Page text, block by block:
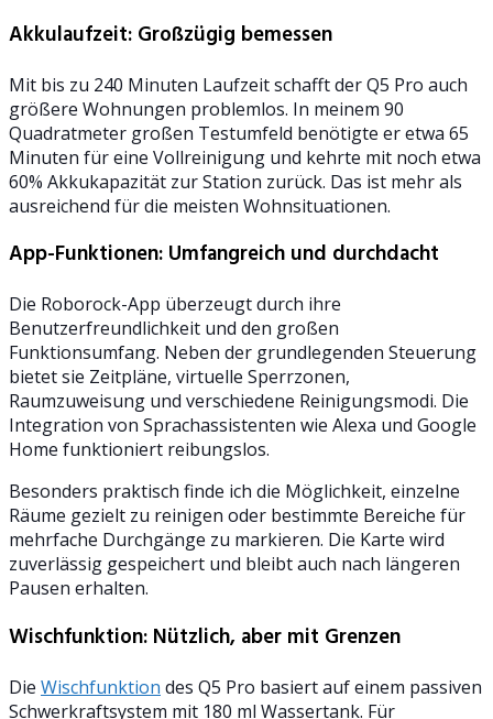
Akkulaufzeit: Großzügig bemessen
Mit bis zu 240 Minuten Laufzeit schafft der Q5 Pro auch
größere Wohnungen problemlos. In meinem 90
Quadratmeter großen Testumfeld benötigte er etwa 65
Minuten für eine Vollreinigung und kehrte mit noch etwa
60% Akkukapazität zur Station zurück. Das ist mehr als
ausreichend für die meisten Wohnsituationen.
App-Funktionen: Umfangreich und durchdacht
Die Roborock-App überzeugt durch ihre
Benutzerfreundlichkeit und den großen
Funktionsumfang. Neben der grundlegenden Steuerung
bietet sie Zeitpläne, virtuelle Sperrzonen,
Raumzuweisung und verschiedene Reinigungsmodi. Die
Integration von Sprachassistenten wie Alexa und Google
Home funktioniert reibungslos.
Besonders praktisch finde ich die Möglichkeit, einzelne
Räume gezielt zu reinigen oder bestimmte Bereiche für
mehrfache Durchgänge zu markieren. Die Karte wird
zuverlässig gespeichert und bleibt auch nach längeren
Pausen erhalten.
Wischfunktion: Nützlich, aber mit Grenzen
Die Wischfunktion des Q5 Pro basiert auf einem passiven
Schwerkraftsystem mit 180 ml Wassertank. Für